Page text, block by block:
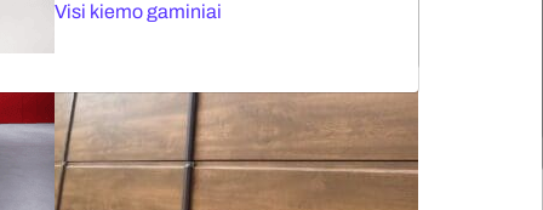
Fasado žaliuzės
Visi kiemo gaminiai